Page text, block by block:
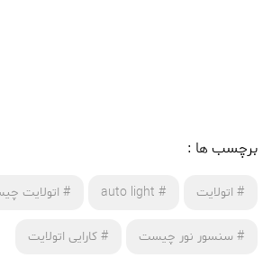
برچسب ها :
# اتولایت #
auto light
# اتولایت
# سنسور نور چیست #کارایی اتولایت